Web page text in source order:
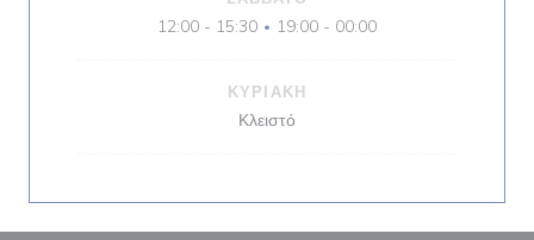
12:00 - 15:30 • 19:00 - 00:00
ΚΥΡΙΑΚΉ
Κλειστό